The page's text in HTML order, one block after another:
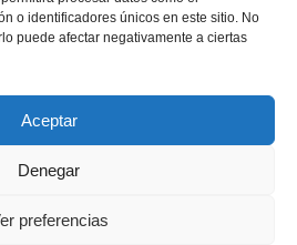
o identificadores únicos en este sitio. No
puede afectar negativamente a ciertas
Aceptar
Denegar
preferencias
Todos los derechos reservados.
laPolítica de Privacidadde OsaBus.
un presupuesto
un presupuesto